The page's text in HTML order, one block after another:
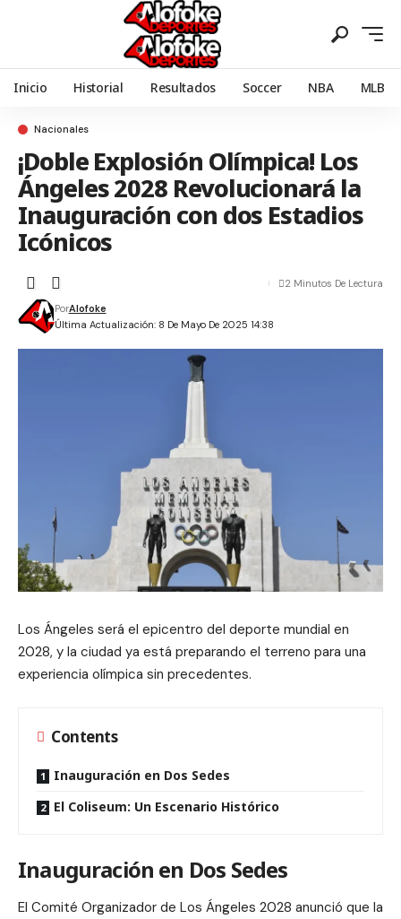
Inicio Historial Resultados Soccer NBA MLB
Nacionales
¡Doble Explosión Olímpica! Los
Ángeles 2028 Revolucionará la
Inauguración con dos Estadios
Icónicos
Última Actualización: 8 De Mayo De 2025 14:38
PorAlofoke
2 Minutos De Lectura
Los Ángeles será el epicentro del deporte mundial en
2028, y la ciudad ya está preparando el terreno para una
experiencia olímpica sin precedentes.
Contents
Inauguración en Dos Sedes
El Coliseum: Un Escenario Histórico
Inauguración en Dos Sedes
El Comité Organizador de Los Ángeles 2028 anunció que la